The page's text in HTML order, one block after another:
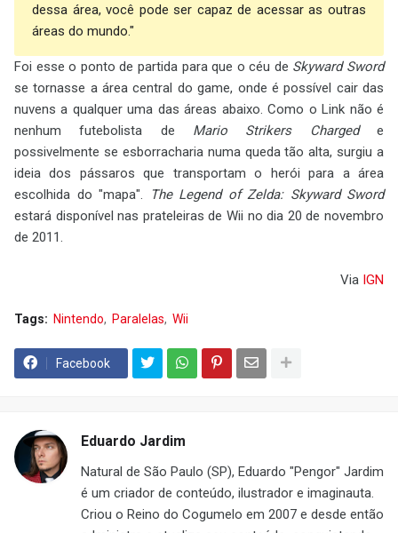
dessa área, você pode ser capaz de acessar as outras
áreas do mundo."
Foi esse o ponto de partida para que o céu de Skyward Sword
se tornasse a área central do game, onde é possível cair das
nuvens a qualquer uma das áreas abaixo. Como o Link não é
nenhum futebolista de Mario Strikers Chargede
possivelmente se esborracharia numa queda tão alta, surgiu a
ideia dos pássaros que transportam o herói para a área
escolhida do "mapa".
The Legend of Zelda: Skyward Sword
estará disponível nas prateleiras de Wii no dia 20 de novembro
de 2011.
Via IGN
Tags: Nintendo Paralelas Wii
Facebook
Eduardo Jardim
Natural de São Paulo (SP), Eduardo "Pengor" Jardim
é um criador de conteúdo, ilustrador e imaginauta.
Criou o Reino do Cogumelo em 2007 e desde então